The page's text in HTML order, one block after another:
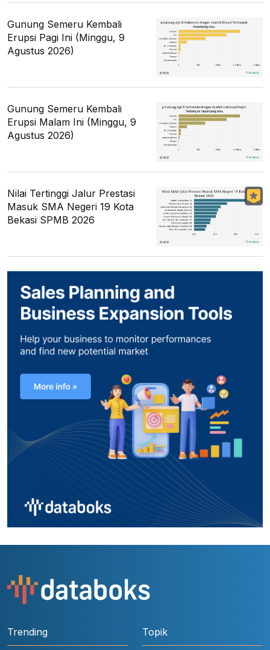
Gunung Semeru Kembali
Erupsi Pagi Ini (Minggu, 9
Agustus 2026)
Gunung Semeru Kembali
Erupsi Malam Ini (Minggu, 9
Agustus 2026)
Nilai Tertinggi Jalur Prestasi
Masuk SMA Negeri 19 Kota
Bekasi SPMB 2026
Trending Topik